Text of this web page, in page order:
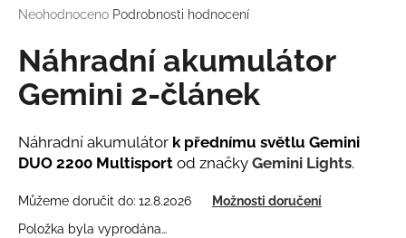
Průměrné
produktu
je
0,0
z
hvězdiček.
Neohodnoceno Podrobnosti hodnocení
Náhradní akumulátor
Gemini 2-článek
Náhradní akumulátor k přednímu světlu Gemini
DUO 2200 Multisport od značky Gemini Lights.
Můžeme doručit do: 12.8.2026
Možnosti doručení
Položka byla vyprodána…
a
j
í
t
HLEDAT